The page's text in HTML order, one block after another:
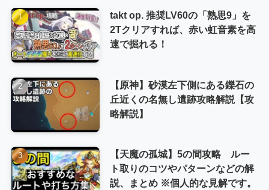
takt op. 推奨LV60の「熟思9」を
2Tクリアすれば、赤い虹音素を高
速で掘れる！
【原神】砂漠左下側にある鑠石の
丘近くの名無し遺跡攻略解説【攻
略解説】
【天魔の孤城】5の間攻略 ルー
ト取りのコツやパターンなどの解
説、まとめ ※個人的な見解です。